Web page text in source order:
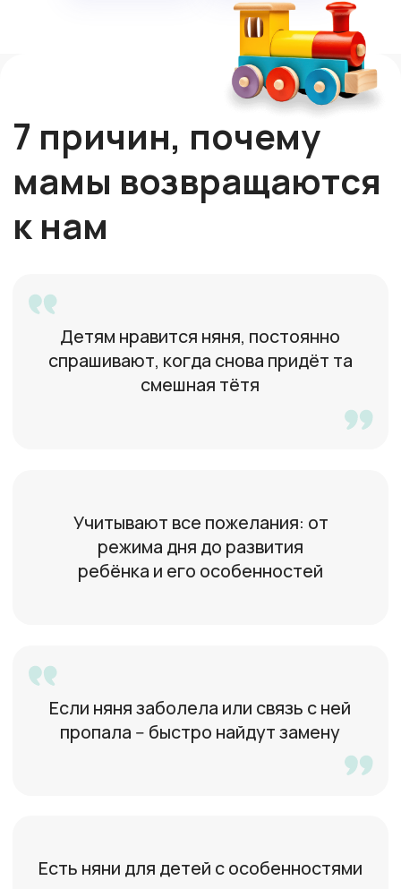
49 лет, Москва
Умею работать
Дарья
Большой опыт -- детские
центры, лагеря, школы
31 год, Москва